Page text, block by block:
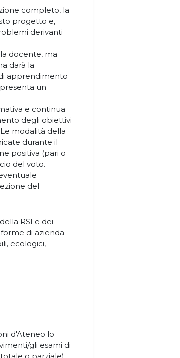
completo, la
progetto e,
derivanti
docente, ma
darà la
apprendimento
un
e continua
degli obiettivi
modalità della
durante il
positiva (pari o
del voto.
del
RSI e dei
di azienda
ecologici,
d'Ateneo lo
gli esami di